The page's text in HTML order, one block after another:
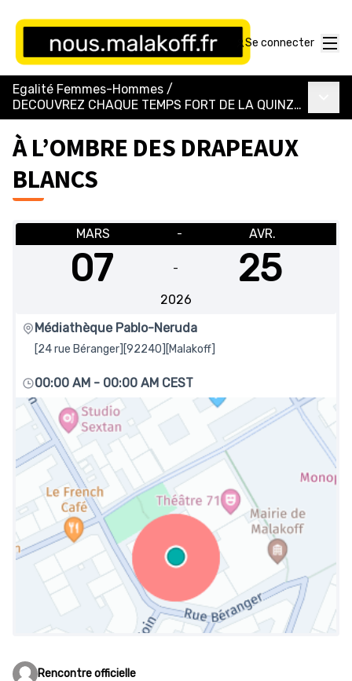
Se connecter
Egalité Femmes-Hommes /
DECOUVREZ CHAQUE TEMPS FORT DE LA QUINZAINE DU 8 MARS !
À L’OMBRE DES DRAPEAUX
BLANCS
MARS - AVR.
07 - 25
2026
Médiathèque Pablo-Neruda
[24 rue Béranger][92240][Malakoff]
00:00 AM - 00:00 AM CEST
Rencontre officielle